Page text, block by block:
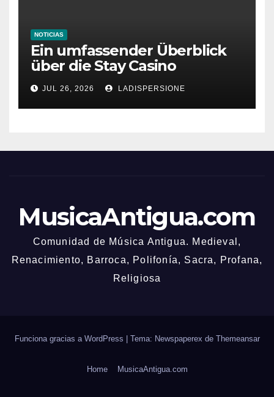
NOTICIAS
Ein umfassender Überblick
über die Stay Casino
Bonusbedingungen
JUL 26, 2026 LADISPERSIONE
MusicaAntigua.com
Comunidad de Música Antigua. Medieval,
Renacimiento, Barroca, Polifonía, Sacra, Profana,
Religiosa
Funciona gracias a WordPress Tema: Newspaperex de Themeansar
Home MusicaAntigua.com